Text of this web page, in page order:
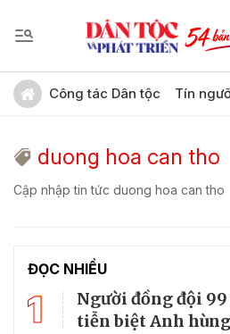
Công tác Dân tộc Tín
duong hoa can tho
Cập nhập tin tức duong hoa can tho
ĐỌC NHIỀU
1
Người đồng đội
tiễn biệt Anh hùng